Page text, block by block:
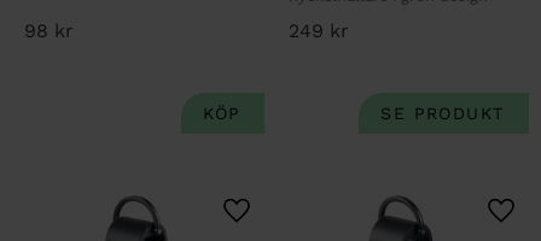
98 kr 249 kr
Lägg till i favoriter